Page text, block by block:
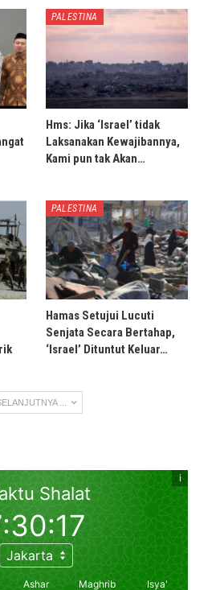
PALESTINA
Hms: Jika ‘Israel’ tidak
Laksanakan Kewajibannya,
Kami pun tak Akan…
PALESTINA
Hamas Setujui Lucuti
Senjata Secara Bertahap,
‘Israel’ Dituntut Keluar…
...